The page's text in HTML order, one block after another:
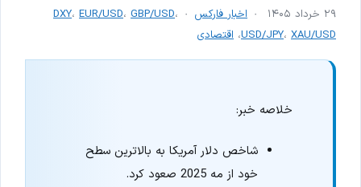
۲۹ خرداد ۱۴۰۵ اخبار فارکس DXY، EUR/USD، GBP/USD،
USD/JPY، XAU/USD ، اقتصادی
خلاصه خبر:
شاخص دلار آمریکا به بالاترین سطح
خود از مه 2025 صعود کرد.